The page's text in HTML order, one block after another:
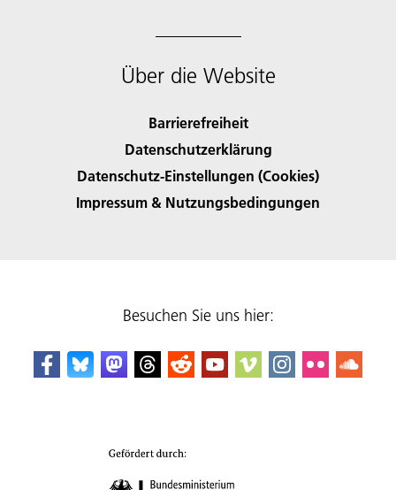
Über die Website
Barrierefreiheit
Datenschutzerklärung
Datenschutz-Einstellungen (Cookies)
Impressum & Nutzungsbedingungen
Besuchen Sie uns hier: